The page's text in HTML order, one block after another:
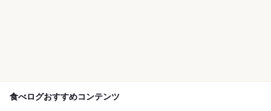
食べログおすすめコンテンツ